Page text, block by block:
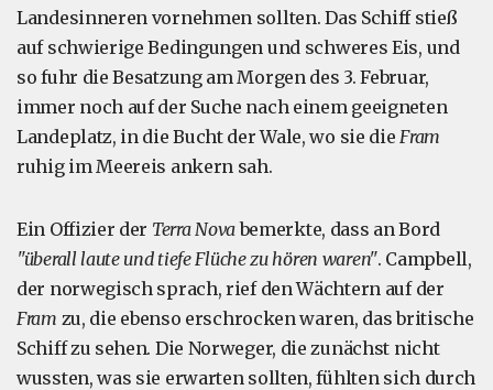
Landesinneren vornehmen sollten. Das Schiff stieß
auf schwierige Bedingungen und schweres Eis, und
so fuhr die Besatzung am Morgen des 3. Februar,
immer noch auf der Suche nach einem geeigneten
Landeplatz, in die Bucht der Wale, wo sie dieFram
ruhig im Meereis ankern sah.
Ein Offizier der Terra Novabemerkte, dass an Bord
"überall laute und tiefe Flüche zu hören waren". Campbell,
der norwegisch sprach, rief den Wächtern auf der
Fram zu, die ebenso erschrocken waren, das britische
Schiff zu sehen. Die Norweger, die zunächst nicht
wussten, was sie erwarten sollten, fühlten sich durch